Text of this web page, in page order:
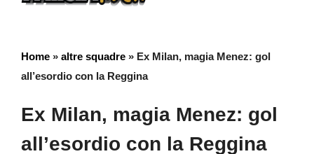
Home » altre squadre » Ex Milan, magia Menez: gol
all’esordio con la Reggina
Ex Milan, magia Menez: gol
all’esordio con la Reggina